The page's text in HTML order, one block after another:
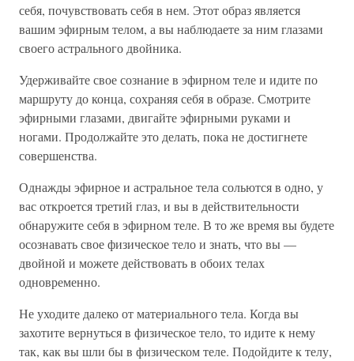
себя, почувствовать себя в нем. Этот образ является
вашим эфирным телом, а вы наблюдаете за ним глазами
своего астрального двойника.
Удерживайте свое сознание в эфирном теле и идите по
маршруту до конца, сохраняя себя в образе. Смотрите
эфирными глазами, двигайте эфирными руками и
ногами. Продолжайте это делать, пока не достигнете
совершенства.
Однажды эфирное и астральное тела сольются в одно, у
вас откроется третий глаз, и вы в действительности
обнаружите себя в эфирном теле. В то же время вы будете
осознавать свое физическое тело и знать, что вы —
двойной и можете действовать в обоих телах
одновременно.
Не уходите далеко от материального тела. Когда вы
захотите вернуться в физическое тело, то идите к нему
так, как вы шли бы в физическом теле. Подойдите к телу,